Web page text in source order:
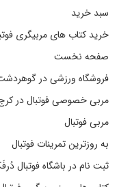
سبد خرید
خرید کتاب های مربیگری
صفحه نخست
فروشگاه ورزشی در
مربی خصوصی فوتبال در
مربی فوتبال
به روزترین تمرینات فوتبال
ثبت نام در باشگاه فوتبال